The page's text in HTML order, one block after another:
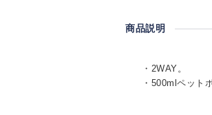
商品説明
・2WAY。
・500mlペット